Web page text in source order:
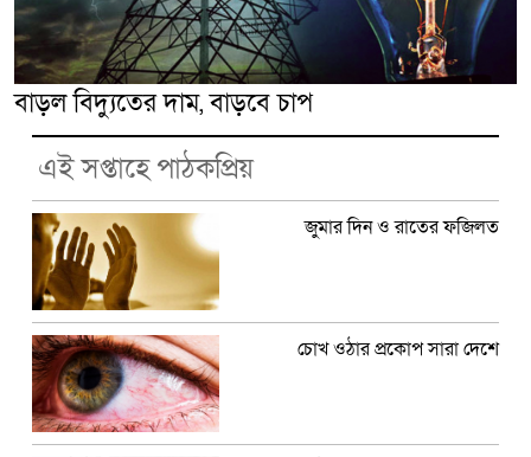
বাড়ল বিদ্যুতের দাম, বাড়বে চাপ
এই সপ্তাহে পাঠকপ্রিয়
জুমার দিন ও রাতের ফজিলত
চোখ ওঠার প্রকোপ সারা দেশে